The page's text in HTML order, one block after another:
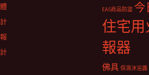
EAS商品防盜 今
住宅
報器
佛具 保濕沐浴露